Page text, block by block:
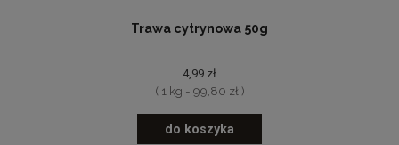
Trawa cytrynowa 50g
4,99 zł
( 1 kg = 99,80 zł )
do koszyka